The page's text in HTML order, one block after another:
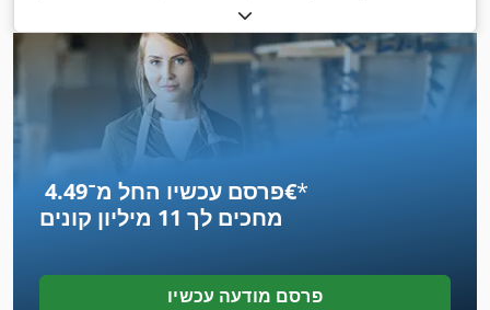
, מהירות מרבית:
07/2017, הבדיקה הבאה (TÜV):07/2026 , גודל צמיג אחורי:
500/85 R24
, מספר מכונה/רכב:YHG233775 , ציוד:חותך לפתית,
מחבר עגלה, מיזוג אוויר, תא נהג, תאורה
פרסם עכשיו החל מ־‏4.49 ‏€*
מחכים לך 11 מיליון קונים
פרסם מודעה עכשיו